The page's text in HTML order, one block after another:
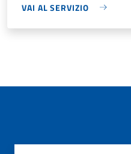
VAI AL SERVIZIO